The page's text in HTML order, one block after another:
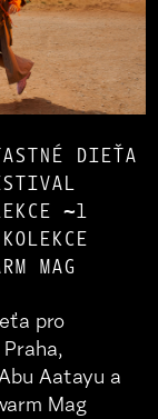
DIEŤA
~1
MAG